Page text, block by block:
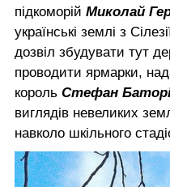
підкоморій Миколай
українські землі з
дозвіл збудувати тут
проводити ярмарки,
король Стефан
виглядів невеликих
навколо шкільного